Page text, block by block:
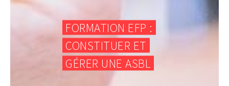
FORMATION EFP :
CONSTITUER ET
GÉRER UNE ASBL